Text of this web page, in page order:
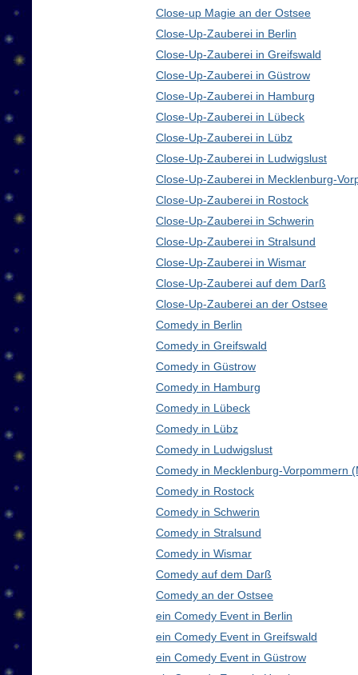
Close-up Magie an der Ostsee
Close-Up-Zauberei in Berlin
Close-Up-Zauberei in Greifswald
Close-Up-Zauberei in Güstrow
Close-Up-Zauberei in Hamburg
Close-Up-Zauberei in Lübeck
Close-Up-Zauberei in Lübz
Close-Up-Zauberei in Ludwigslust
Close-Up-Zauberei in Mecklenburg-
Close-Up-Zauberei in Rostock
Close-Up-Zauberei in Schwerin
Close-Up-Zauberei in Stralsund
Close-Up-Zauberei in Wismar
Close-Up-Zauberei auf dem Darß
Close-Up-Zauberei an der Ostsee
Comedy in Berlin
Comedy in Greifswald
Comedy in Güstrow
Comedy in Hamburg
Comedy in Lübeck
Comedy in Lübz
Comedy in Ludwigslust
Comedy in Mecklenburg-Vorpommern
Comedy in Rostock
Comedy in Schwerin
Comedy in Stralsund
Comedy in Wismar
Comedy auf dem Darß
Comedy an der Ostsee
ein Comedy Event in Berlin
ein Comedy Event in Greifswald
ein Comedy Event in Güstrow